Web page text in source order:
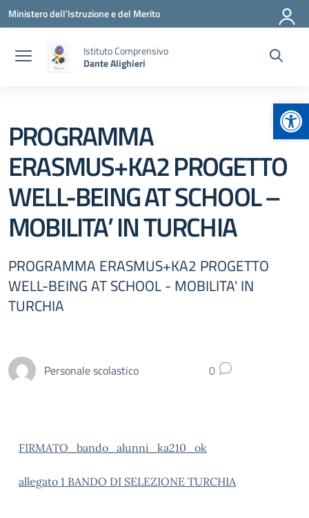
Vai ai contenuti
Vai al menu di navigazione
Vai al footer
Ministero dell'Istruzione e del Merito
Istituto Comprensivo
Dante Alighieri
PROGRAMMA
ERASMUS+KA2 PROGETTO
WELL-BEING AT SCHOOL –
MOBILITA’ IN TURCHIA
PROGRAMMA ERASMUS+KA2 PROGETTO
WELL-BEING AT SCHOOL - MOBILITA' IN
TURCHIA
Personale scolastico 0
FIRMATO_bando_alunni_ka210_ok
allegato 1 BANDO DI SELEZIONE TURCHIA